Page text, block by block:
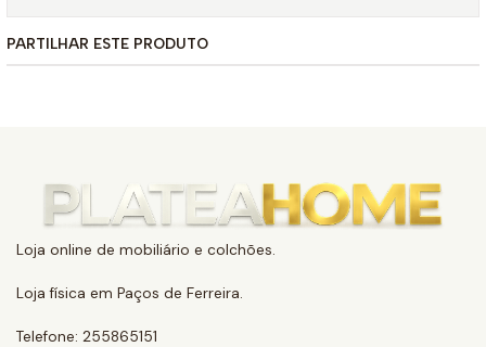
PARTILHAR ESTE PRODUTO
Loja online de mobiliário e colchões.
Loja física em Paços de Ferreira.
Telefone: 255865151